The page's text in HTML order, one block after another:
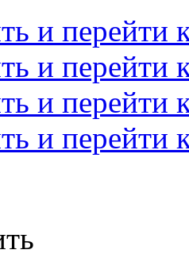
и перейти
и перейти
и перейти
и перейти